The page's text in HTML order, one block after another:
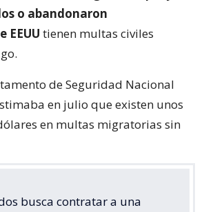
o abandonaron
tienen multas civiles
de Seguridad Nacional
en julio que existen unos
en multas migratorias sin
busca contratar a una